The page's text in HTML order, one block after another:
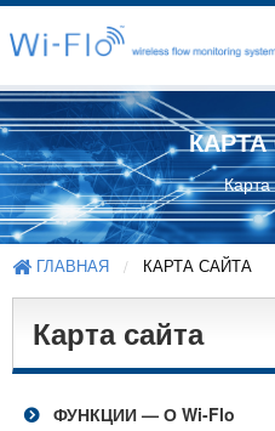
КАРТА
Карта
ГЛАВНАЯ КАРТА САЙТА
Карта сайта
ФУНКЦИИ — О Wi-Flo